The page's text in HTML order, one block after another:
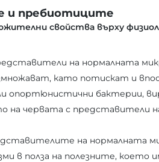
и пребиотиците
свойства върху
на нормалната
като потискат и
опортюнистични бактерии,
на червата с представители
на нормалната
в полза на полезните, което